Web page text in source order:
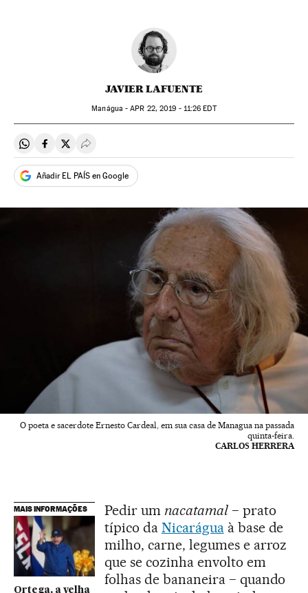
JAVIER LAFUENTE
Manágua -APR 22, 2019 - 11:26 EDT
Compartir en Whatsapp
Compartir en Facebook
Compartir en Twitter
Desplegar Redes Sociales
Añadir EL PAÍS en Google
O poeta e sacerdote Ernesto Cardeal, em sua casa de Managua na passada
quinta-feira.
CARLOS HERRERA
MAIS INFORMAÇÕES
Ortega, a velha
Pedir um nacatamal− prato
típico da Nicaráguaà base de
milho, carne, legumes e arroz
que se cozinha envolto em
folhas de bananeira − quando